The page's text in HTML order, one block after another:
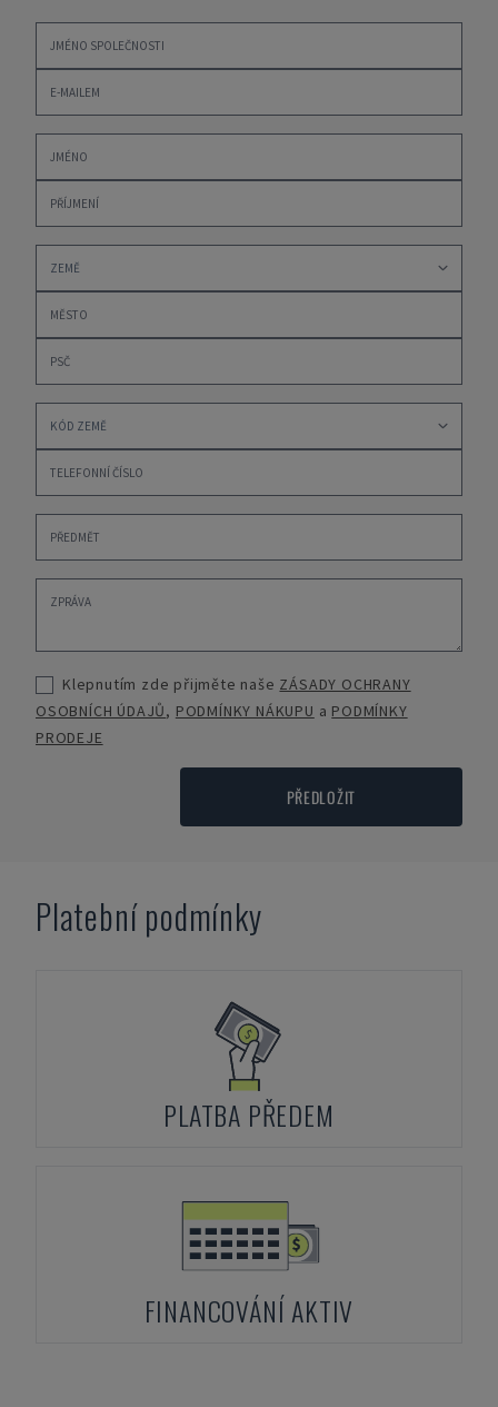
Klepnutím zde přijměte naše ZÁSADY OCHRANY
OSOBNÍCH ÚDAJŮ, PODMÍNKY NÁKUPU a PODMÍNKY
PRODEJE
PŘEDLOŽIT
Platební podmínky
PLATBA PŘEDEM
FINANCOVÁNÍ AKTIV